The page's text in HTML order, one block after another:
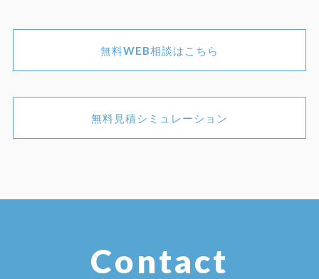
無料WEB相談はこちら
無料見積シミュレーション
Contact